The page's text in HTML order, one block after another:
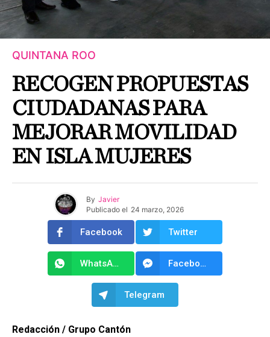
QUINTANA ROO
RECOGEN PROPUESTAS
CIUDADANAS PARA
MEJORAR MOVILIDAD
EN ISLA MUJERES
By Javier
Publicado el 24 marzo, 2026
Facebook Twitter
WhatsApp Facebook Messenger
Telegram
Redacción / Grupo Cantón